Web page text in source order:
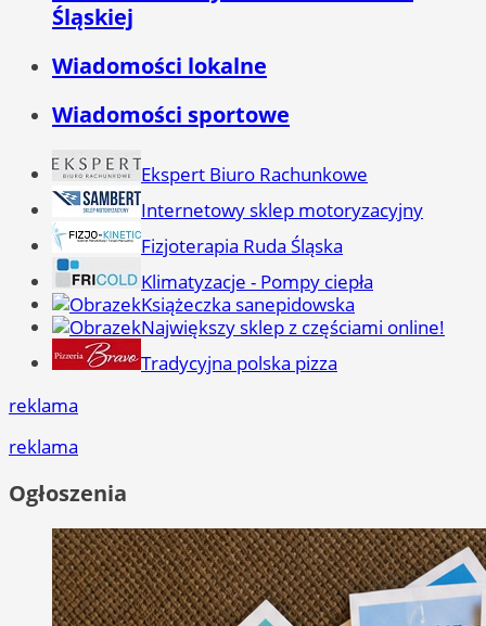
Śląskiej
Wiadomości lokalne
Wiadomości sportowe
Ekspert Biuro Rachunkowe
Internetowy sklep motoryzacyjny
Fizjoterapia Ruda Śląska
Klimatyzacje - Pompy ciepła
Książeczka sanepidowska
Największy sklep z częściami online!
Tradycyjna polska pizza
reklama
reklama
Ogłoszenia